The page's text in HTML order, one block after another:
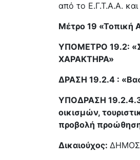
από το Ε.Γ.Τ.Α.Α.
Μέτρο 19 «Τοπική
ΥΠΟΜΕΤΡΟ 19.2:
ΧΑΡΑΚΤΗΡΑ»
ΔΡΑΣΗ 19.2.4 :
ΥΠΟΔΡΑΣΗ
οικισμών,
προβολή
Δικαιούχος: ΔΗΜΟΣ